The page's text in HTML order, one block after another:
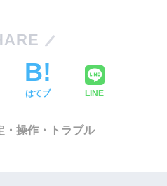
はてブ LINE
・操作・トラブル